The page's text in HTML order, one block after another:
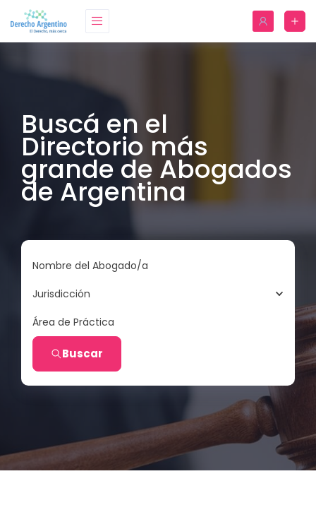
Buscá en el
Directorio más
grande de Abogados
de Argentina
Nombre del Abogado/a
Jurisdicción
Área de Práctica
Buscar